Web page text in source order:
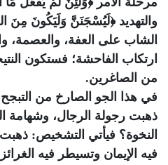
والتهديد ﴿لَيُسْجَنَنَّ وَلَيَكُونَ مِنَ
الشاب على العفة، والعصمة،
ارتكاب الفاحشة؛ فستكون
من الصاغرين.
في هذا الجو الصارخ من
ذهبت رجولة الرجال، وشهامة
النخوة؟ فيأتي التشخيص:
فيه الإيمان وتسيطر فيه